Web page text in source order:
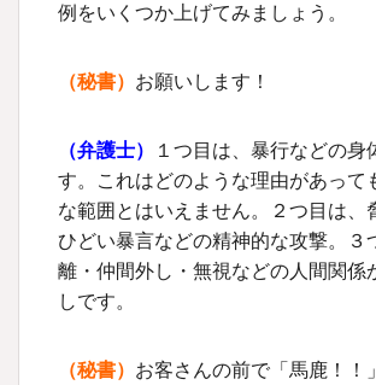
例をいくつか上げてみましょう。
（秘書） お願いします！
（弁護士）
１つ目は、暴行などの身
す。これはどのような理由があって
な範囲とはいえません。２つ目は、
ひどい暴言などの精神的な攻撃。３
離・仲間外し・無視などの人間関係
しです。
（秘書） お客さんの前で「馬鹿！！